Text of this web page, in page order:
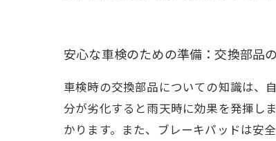
安心な車検のための準備：交換部品
車検時の交換部品についての知識は、
分が劣化すると雨天時に効果を発揮し
かります。また、ブレーキパッドは安